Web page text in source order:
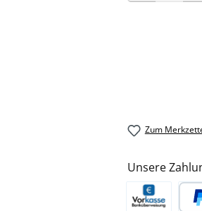
Zum
Unsere